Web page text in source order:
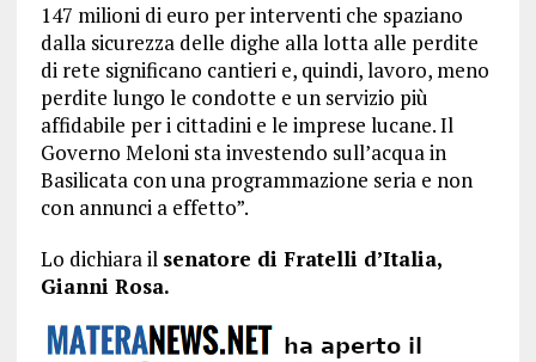
147 milioni di euro per interventi che spaziano
dalla sicurezza delle dighe alla lotta alle perdite
di rete significano cantieri e, quindi, lavoro, meno
perdite lungo le condotte e un servizio più
affidabile per i cittadini e le imprese lucane. Il
Governo Meloni sta investendo sull’acqua in
Basilicata con una programmazione seria e non
con annunci a effetto”.
Lo dichiara il senatore di Fratelli d’Italia,
Gianni Rosa.